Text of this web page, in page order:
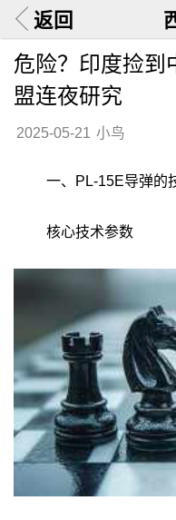
返回
危险？印度捡到
盟连夜研究
2025-05-21 小鸟
一、PL-15E导弹的
核心技术参数